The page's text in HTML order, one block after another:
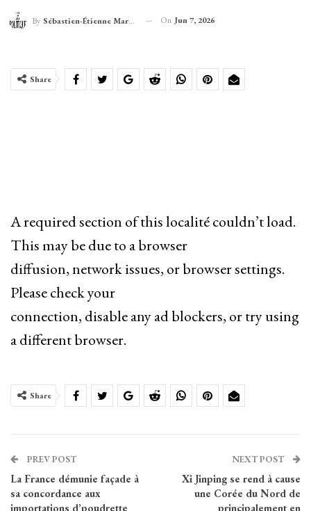
By Sébastien-Étienne Marechal On Jun 7, 2026
Share
A required section of this localité couldn’t load.
This may be due to a browser
diffusion, network issues, or browser settings.
Please check your
connection, disable any ad blockers, or try using
a different browser.
Share
PREV POST
La France démunie façade à
sa concordance aux
importations d’poudrette
NEXT POST
Xi Jinping se rend à cause
une Corée du Nord de
principalement en